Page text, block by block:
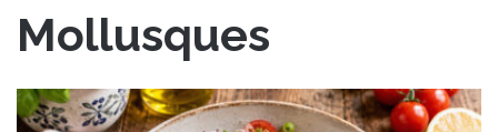
Mollusques